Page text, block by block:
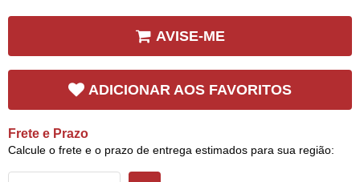
AVISE-ME
ADICIONAR AOS FAVORITOS
Frete e Prazo
Calcule o frete e o prazo de entrega estimados para sua região: